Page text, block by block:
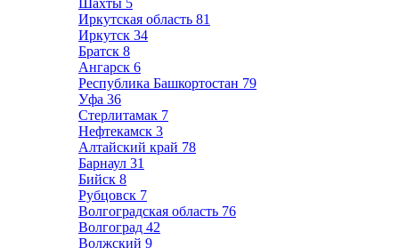
Шахты 5
Иркутская область 81
Иркутск 34
Братск 8
Ангарск 6
Республика Башкортостан 79
Уфа 36
Стерлитамак 7
Нефтекамск 3
Алтайский край 78
Барнаул 31
Бийск 8
Рубцовск 7
Волгоградская область 76
Волгоград 42
Волжский 9